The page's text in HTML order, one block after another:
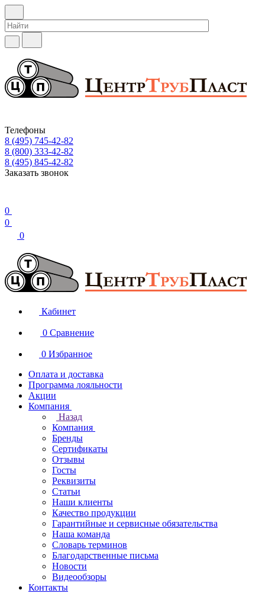
Телефоны
8 (495) 745-42-82
8 (800) 333-42-82
8 (495) 845-42-82
Заказать звонок
0
0
0
Кабинет
0 Сравнение
0 Избранное
Оплата и доставка
Программа лояльности
Акции
Компания
Назад
Компания
Бренды
Сертификаты
Отзывы
Госты
Реквизиты
Статьи
Наши клиенты
Качество продукции
Гарантийные и сервисные обязательства
Наша команда
Словарь терминов
Благодарственные письма
Новости
Видеообзоры
Контакты